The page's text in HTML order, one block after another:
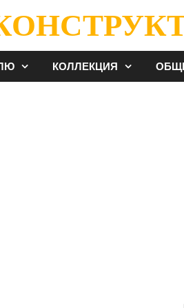
КОЛЛЕКЦИЯ